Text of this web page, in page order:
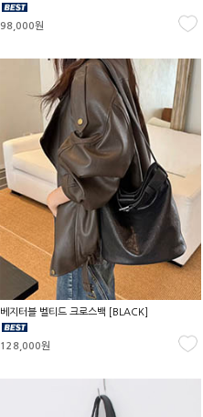
98,000원
베지터블 벨티드 크로스백 [BLACK]
128,000원